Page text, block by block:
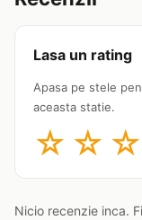
Lasa un rating
Apasa pe stele
aceasta statie.
☆ ☆ ☆
Nicio recenzie inca.